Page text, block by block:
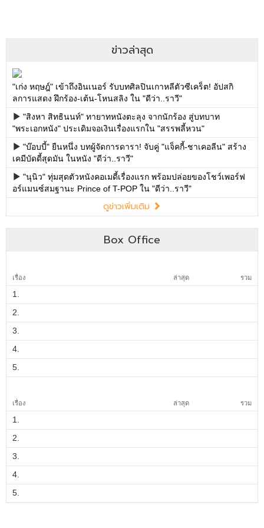
ข่าวล่าสุด
"เก่ง หฤษฎ์" เข้าถึงอินเนอร์ รับบทศิลปินเกาหลีตัวซีเคร็ต! อัปสกิ
ลการแสดง ฝึกร้อง-เต้น-โหนสลิง ใน "ดีว่า..ราวี"
"สิงหา สิทธินนท์" ทายาทหนังตะลุง จากนักร้อง สู่บทบาท
"พระเอกหนัง" ประเดิมจอเงินเรื่องแรกใน "สรรพลี้หวน"
"บ๊อบบี้" ยืนหนึ่ง บทผู้จัดการดารา! จับคู่ "แจ็คกี้-ชาเคอลีน" สร้าง
เคมีบัดดี้สุดมัน ในหนัง "ดีว่า..ราวี"
"นุนิว" ทุ่มสุดตัวหนังคอเมดี้เรื่องแรก พร้อมปล่อยของโชว์เพอร์ฟ
อร์แมนซ์สมฐานะ Prince of T-POP ใน "ดีว่า..ราวี"
ดูข่าวเพิ่มเติม
Box Office
เรื่อง ล่าสุด รวม
1.
2.
3.
4.
5.
เรื่อง ล่าสุด รวม
1.
2.
3.
4.
5.